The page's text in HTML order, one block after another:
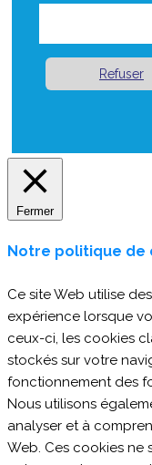
Refuser
Fermer
Notre politique de
Ce site Web utilise
expérience lorsque
ceux-ci, les cookies
stockés sur votre
fonctionnement des
Nous utilisons
analyser et à
Web. Ces cookies ne